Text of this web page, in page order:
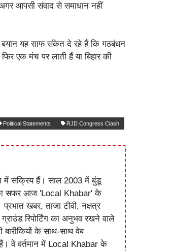
आपसी संवाद से समाधान नहीं
यह साफ संकेत दे रहे हैं कि गठबंधन
एक मंच पर लाती हैं या बिहार की
Political Statements RJD Congress Clash
में सक्रिय हैं। साल 2003 में बुंडू
सफर आज 'Local Khabar' के
खबर, ताजा टीवी, नक्षत्र
रिपोर्टिंग का अनुभव रखने वाले
के साथ-साथ वेब
वे वर्तमान में Local Khabar के